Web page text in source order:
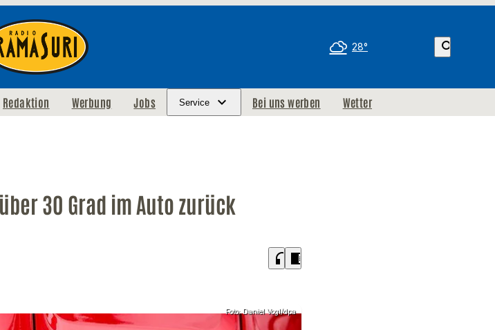
28° search
Redaktion Werbung Jobs Service Bei uns werben Wetter
30 Grad im Auto zurück
headphones chrome_reader_mode
Foto: Daniel Vogl/dpa